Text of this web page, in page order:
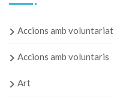
Accions amb voluntariat
Accions amb voluntaris
Art